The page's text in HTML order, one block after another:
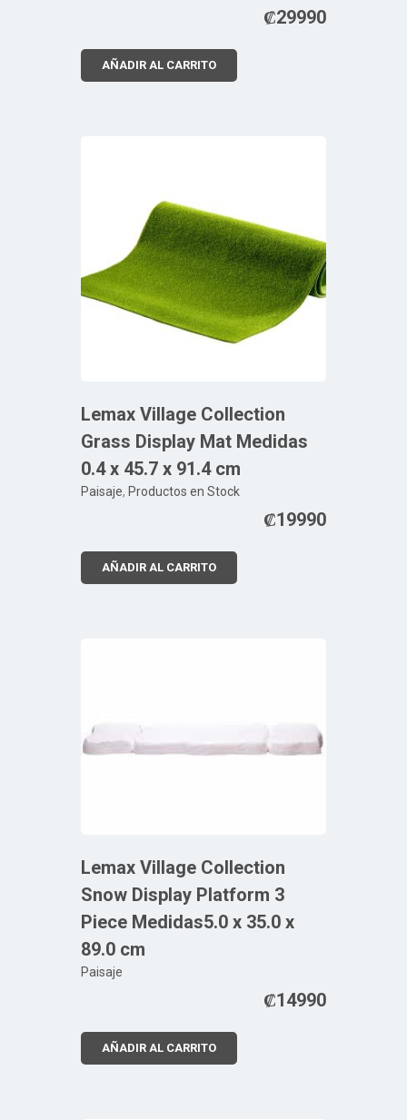
₡29990
AÑADIR AL CARRITO
Lemax Village Collection
Grass Display Mat Medidas
0.4 x 45.7 x 91.4 cm
Paisaje, Productos en Stock
₡19990
AÑADIR AL CARRITO
Lemax Village Collection
Snow Display Platform 3
Piece Medidas5.0 x 35.0 x
89.0 cm
Paisaje
₡14990
AÑADIR AL CARRITO